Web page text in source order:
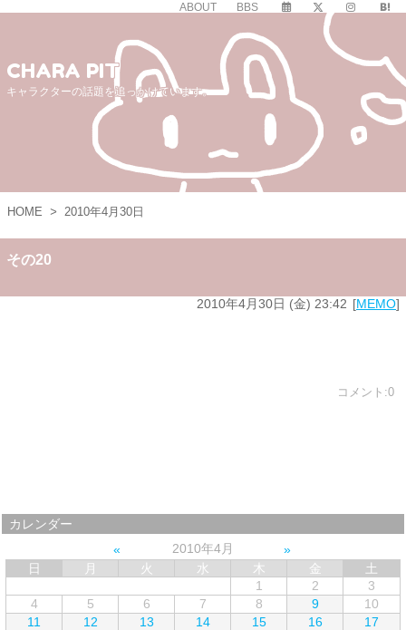
ABOUT BBS
CHARA PIT
キャラクターの話題を追っかけています。
HOME > 2010年4月30日
その20
2010年4月30日 (金) 23:42 MEMO
コメント:0
カレンダー
2010年4月
日
月 火 水 木 金
土
1
2
3
4
5 6 7 8 9
10
11
12 13 14 15 16
17